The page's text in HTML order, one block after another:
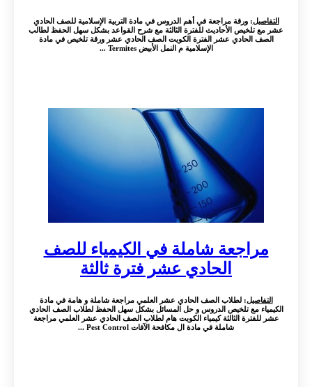
التفاصيل: ورقة مراجعة في أهم الدروس في مادة التربية الإسلامية للصف الحادي
عشر مع تلخيص الأحاديث للفترة الثالثة مع شرح القواعد بشكل سهل الحفظ لطالب
الصف الحادي عشر الفترة الكويت الصف الحادي عشر ورقة تلخيص في مادة
الإسلامية م النمل الأبيض Termites ...
مراجعة شاملة في الكيمياء للصف
الحادي عشر فترة ثالثة
التفاصيل: لطلاب الصف الحادي عشر العلمي مراجعة شاملة و هامة في مادة
الكيمياء مع تلخيص الدروس و حل المسائل بشكل سهل الحفظ لطلاب الصف الحادي
عشر للفترة الثالثة كيمياء الكويت هام لطلاب الصف الحادي عشر العلمي مراجعة
شاملة في مادة ال مكافحة الآفات Pest Control ...